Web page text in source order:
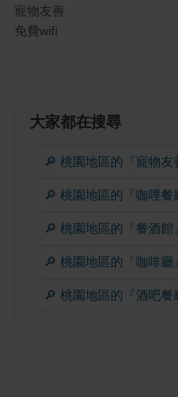
寵物友善
免費wifi
大家都在搜尋
🔎 桃園地區的『寵物友
🔎 桃園地區的『咖哩餐
🔎 桃園地區的『餐酒館
🔎 桃園地區的『咖啡廳
🔎 桃園地區的『酒吧餐